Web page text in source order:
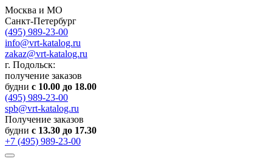
Москва и МО
Санкт-Петербург
(495) 989-23-00
info@vrt-katalog.ru
zakaz@vrt-katalog.ru
г. Подольск:
получение заказов
будни с 10.00 до 18.00
(495) 989-23-00
spb@vrt-katalog.ru
Получение заказов
будни с 13.30 до 17.30
+7 (495) 989-23-00